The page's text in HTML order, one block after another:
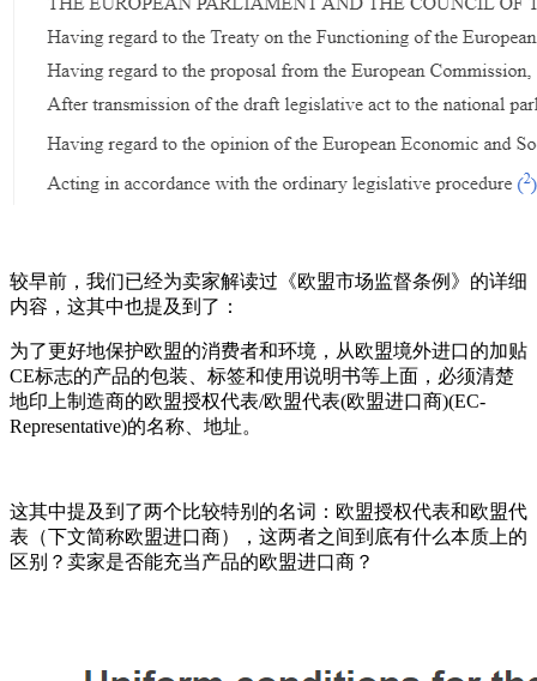
较早前，我们已经为卖家解读过《欧盟市场监督条例》的详细
内容，这其中也提及到了：
为了更好地保护欧盟的消费者和环境，从欧盟境外进口的加贴
CE标志的产品的包装、标签和使用说明书等上面，必须清楚
地印上制造商的欧盟授权代表/欧盟代表(欧盟进口商)(EC-
Representative)的名称、地址。
这其中提及到了两个比较特别的名词：欧盟授权代表和欧盟代
表（下文简称欧盟进口商），这两者之间到底有什么本质上的
区别？卖家是否能充当产品的欧盟进口商？